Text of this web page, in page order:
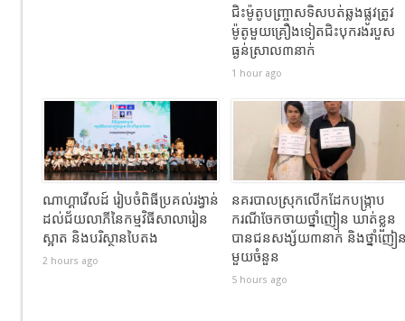
ជិះម៉ូតូបញ្ច្រាសទិសបត់ឆ្លងផ្លូវត្រូវ
ម៉ូតូមួយគ្រឿងទៀតជិះបុករងរបួស
ធ្ងន់ស្រាល៣នាក់
1 hour ago
ណាហ្គាវើលដ៍ រៀបចំពិធីប្រគល់រង្វាន់
ដល់ជ័យលាភីនៃកម្មវិធីសាលារៀន
ស្អាត និងបរិស្ថានបៃតង
2 hours ago
នគរបាលស្រុកលើកដែកបង្ក្រាប
ករណីចែកចាយថ្នាំញៀន ឃាត់ខ្លួន
បានជនសង្ស័យ៣នាក់ និងថ្នាំញៀ
មួយចំនួន
5 hours ago